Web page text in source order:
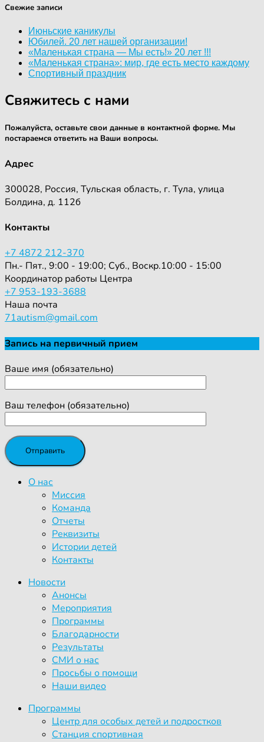
Свежие записи
Июньские каникулы
Юбилей. 20 лет нашей организации!
«Маленькая страна — Мы есть!» 20 лет !!!
«Маленькая страна»: мир, где есть место каждому
Спортивный праздник
Свяжитесь с нами
Пожалуйста, оставьте свои данные в контактной форме. Мы
постараемся ответить на Ваши вопросы.
Адрес
300028, Россия, Тульская область, г. Тула, улица
Болдина, д. 112б
Контакты
+7 4872 212-370
Пн.- Пят., 9:00 - 19:00; Суб., Воскр.10:00 - 15:00
Координатор работы Центра
+7 953-193-3688
Наша почта
71autism@gmail.com
Запись на первичный прием
Ваше имя (обязательно)
Ваш телефон (обязательно)
О нас
Миссия
Команда
Отчеты
Реквизиты
Истории детей
Контакты
Новости
Анонсы
Мероприятия
Программы
Благодарности
Результаты
СМИ о нас
Просьбы о помощи
Наши видео
Программы
Центр для особых детей и подростков
Станция спортивная